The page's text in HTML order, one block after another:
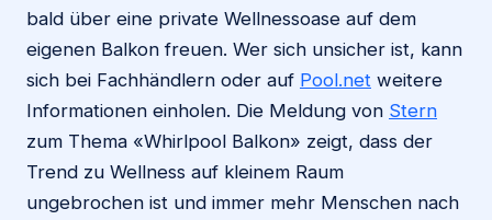
bald über eine private Wellnessoase auf dem
eigenen Balkon freuen. Wer sich unsicher ist, kann
sich bei Fachhändlern oder auf Pool.net weitere
Informationen einholen. Die Meldung von Stern
zum Thema «Whirlpool Balkon» zeigt, dass der
Trend zu Wellness auf kleinem Raum
ungebrochen ist und immer mehr Menschen nach